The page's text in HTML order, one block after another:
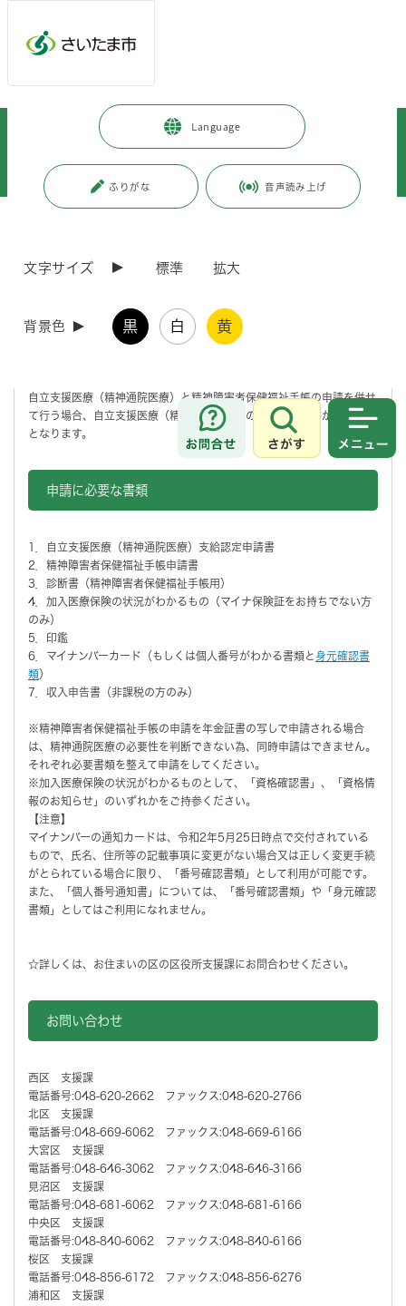
Language
ふりがな 音声読み上げ
文字サイズ 標準 拡大
背景色 黒 白 黄
お問合せ
さがす
健康・医療・福祉 > 福祉・介護 障害のある方
障害者福祉に関する市の施策など
自立支援医療（精神通院医療）と精神障害者保健
自立支援医療（精神通院医療）と精神障害者保健福祉手帳の申請を併せ
て行う場合、自立支援医療（精神通院医療）の医師の意見書が原則不要
となります。
申請に必要な書類
1．自立支援医療（精神通院医療）支給認定申請書
2．精神障害者保健福祉手帳申請書
3．診断書（精神障害者保健福祉手帳用）
4．加入医療保険の状況がわかるもの（マイナ保険証をお持ちでない方
のみ）
5．印鑑
6．マイナンバーカード（もしくは個人番号がわかる書類と 身元確認書
類）
7．収入申告書（非課税の方のみ）
※精神障害者保健福祉手帳の申請を年金証書の写しで申請される場合
は、精神通院医療の必要性を判断できない為、同時申請はできません。
それぞれ必要書類を整えて申請をしてください。
※加入医療保険の状況がわかるものとして、「資格確認書」、「資格情
報のお知らせ」のいずれかをご持参ください。
【注意】
マイナンバーの通知カードは、令和2年5月25日時点で交付されている
もので、氏名、住所等の記載事項に変更がない場合又は正しく変更手続
がとられている場合に限り、「番号確認書類」として利用が可能です。
また、「個人番号通知書」については、「番号確認書類」や「身元確認
書類」としてはご利用になれません。
☆詳しくは、お住まいの区の区役所支援課にお問合わせください。
お問い合わせ
西区 支援課
電話番号:048-620-2662 ファックス:048-620-2766
北区 支援課
電話番号:048-669-6062 ファックス:048-669-6166
大宮区 支援課
電話番号:048-646-3062 ファックス:048-646-3166
見沼区 支援課
電話番号:048-681-6062 ファックス:048-681-6166
中央区 支援課
電話番号:048-840-6062 ファックス:048-840-6166
桜区 支援課
電話番号:048-856-6172 ファックス:048-856-6276
浦和区 支援課